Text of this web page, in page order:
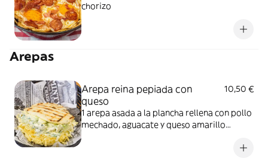
chorizo
Arepas
Arepa reina pepiada con
queso
10,50 €
1 arepa asada a la plancha rellena con pollo
mechado, aguacate y queso amarillo